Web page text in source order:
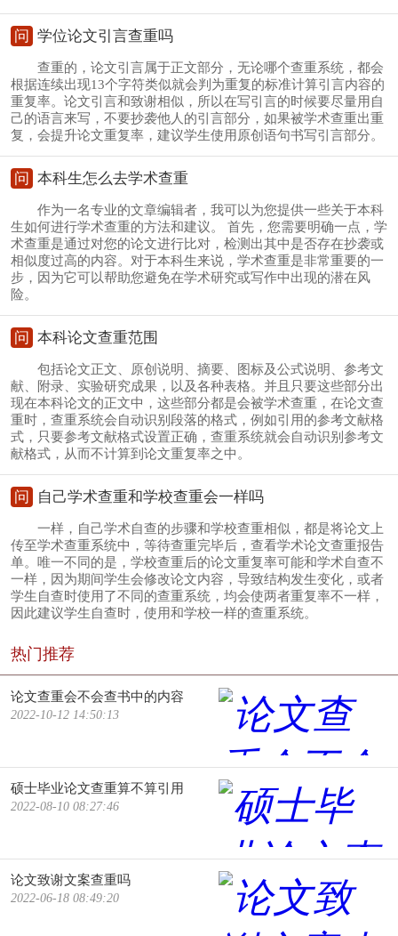
问 学位论文引言查重吗
查重的，论文引言属于正文部分，无论哪个查重系统，都会
根据连续出现13个字符类似就会判为重复的标准计算引言内容的
重复率。论文引言和致谢相似，所以在写引言的时候要尽量用自
己的语言来写，不要抄袭他人的引言部分，如果被学术查重出重
复，会提升论文重复率，建议学生使用原创语句书写引言部分。
问 本科生怎么去学术查重
作为一名专业的文章编辑者，我可以为您提供一些关于本科
生如何进行学术查重的方法和建议。 首先，您需要明确一点，学
术查重是通过对您的论文进行比对，检测出其中是否存在抄袭或
相似度过高的内容。对于本科生来说，学术查重是非常重要的一
步，因为它可以帮助您避免在学术研究或写作中出现的潜在风
险。
问 本科论文查重范围
包括论文正文、原创说明、摘要、图标及公式说明、参考文
献、附录、实验研究成果，以及各种表格。并且只要这些部分出
现在本科论文的正文中，这些部分都是会被学术查重，在论文查
重时，查重系统会自动识别段落的格式，例如引用的参考文献格
式，只要参考文献格式设置正确，查重系统就会自动识别参考文
献格式，从而不计算到论文重复率之中。
问 自己学术查重和学校查重会一样吗
一样，自己学术自查的步骤和学校查重相似，都是将论文上
传至学术查重系统中，等待查重完毕后，查看学术论文查重报告
单。唯一不同的是，学校查重后的论文重复率可能和学术自查不
一样，因为期间学生会修改论文内容，导致结构发生变化，或者
学生自查时使用了不同的查重系统，均会使两者重复率不一样，
因此建议学生自查时，使用和学校一样的查重系统。
热门推荐
论文查重会不会查书中的内容
2022-10-12 14:50:13
硕士毕业论文查重算不算引用
2022-08-10 08:27:46
论文致谢文案查重吗
2022-06-18 08:49:20